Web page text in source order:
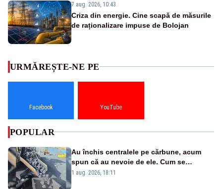
7 aug. 2026, 10:43
Criza din energie. Cine scapă de măsurile
de raționalizare impuse de Bolojan
URMĂREȘTE-NE PE
Facebook YouTube
POPULAR
Au închis centralele pe cărbune, acum
spun că au nevoie de ele. Cum se
pasează vina în plină criză energetică
1 aug. 2026, 18:11